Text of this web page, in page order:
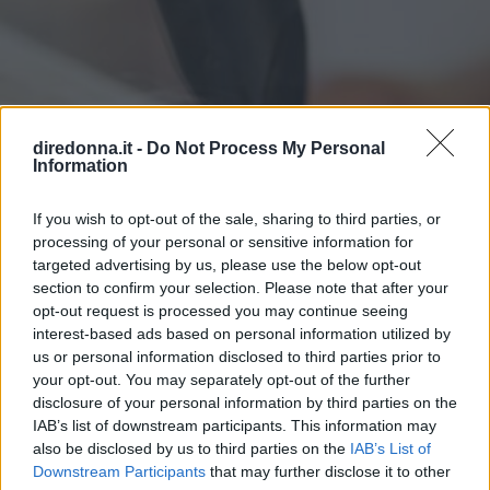
diredonna.it - Do Not Process My Personal
Information
If you wish to opt-out of the sale, sharing to third parties, or
processing of your personal or sensitive information for
targeted advertising by us, please use the below opt-out
section to confirm your selection. Please note that after your
opt-out request is processed you may continue seeing
interest-based ads based on personal information utilized by
us or personal information disclosed to third parties prior to
your opt-out. You may separately opt-out of the further
disclosure of your personal information by third parties on the
IAB’s list of downstream participants. This information may
also be disclosed by us to third parties on the IAB’s List of
Downstream Participants that may further disclose it to other
CAPELLI
Come affermarsi